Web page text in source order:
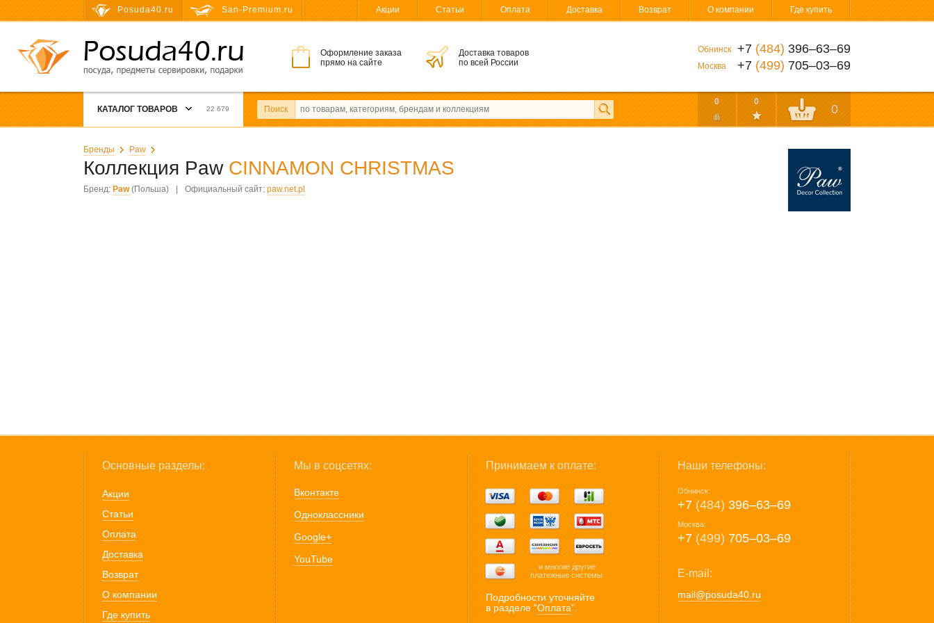
Posuda40.ru San-Premium.ru Акции Статьи Оплата Доставка Возврат О компании Где купить
Оформление заказа
прямо на сайте
Доставка товаров
по всей России
Обнинск +7 (484) 396‒63‒69
Москва +7 (499) 705‒03‒69
КАТАЛОГ ТОВАРОВ 22 679 Поиск
0 0
0
Бренды Paw
Коллекция Paw CINNAMON CHRISTMAS
Бренд: Paw(Польша) Официальный сайт: paw.net.pl
Основные разделы:
Акции
Статьи
Оплата
Доставка
Возврат
О компании
Где купить
Мы в соцсетях:
Вконтакте
Одноклассники
Google+
YouTube
Принимаем к оплате:
... и многие другие
платежные системы.
Подробности уточняйте
в разделе “Оплата”.
Наши телефоны:
Обнинск:
+7 (484) 396‒63‒69
Москва:
+7 (499) 705‒03‒69
E-mail:
mail@posuda40.ru